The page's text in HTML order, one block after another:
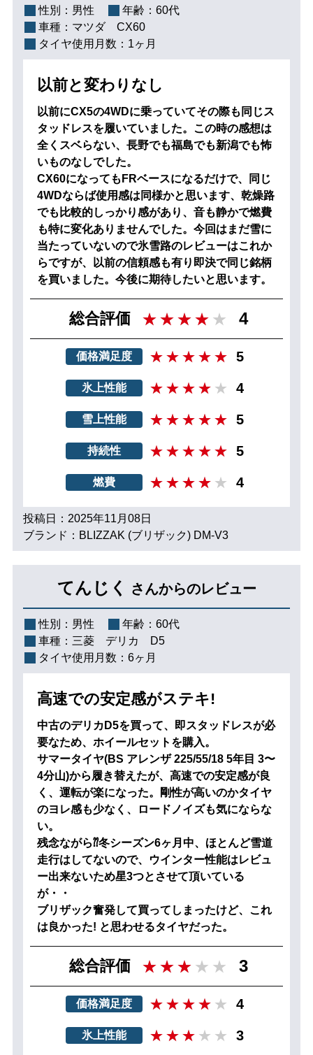
性別： 男性 年齢： 60代
車種： マツダ CX60
タイヤ使用月数： 1ヶ月
以前と変わりなし
以前にCX5の4WDに乗っていてその際も同じス
タッドレスを履いていました。この時の感想は
全くスベらない、長野でも福島でも新潟でも怖
いものなしでした。
CX60になってもFRベースになるだけで、同じ
4WDならば使用感は同様かと思います、乾燥路
でも比較的しっかり感があり、音も静かで燃費
も特に変化ありませんでした。今回はまだ雪に
当たっていないので氷雪路のレビューはこれか
らですが、以前の信頼感も有り即決で同じ銘柄
を買いました。今後に期待したいと思います。
総合評価 4
価格満足度 5
氷上性能 4
雪上性能 5
持続性 5
燃費 4
投稿日：2025年11月08日
ブランド：BLIZZAK (ブリザック) DM-V3
てんじく さんからのレビュー
性別： 男性 年齢： 60代
車種： 三菱 デリカ D5
タイヤ使用月数： 6ヶ月
高速での安定感がステキ!
中古のデリカD5を買って、即スタッドレスが必
要なため、ホイールセットを購入。
サマータイヤ(BS アレンザ 225/55/18 5年目 3〜
4分山)から履き替えたが、高速での安定感が良
く、運転が楽になった。剛性が高いのかタイヤ
のヨレ感も少なく、ロードノイズも気にならな
い。
残念ながら⁇冬シーズン6ヶ月中、ほとんど雪道
走行はしてないので、ウインター性能はレビュ
ー出来ないため星3つとさせて頂いている
が・・
ブリザック奮発して買ってしまったけど、これ
は良かった! と思わせるタイヤだった。
総合評価 3
価格満足度 4
氷上性能 3